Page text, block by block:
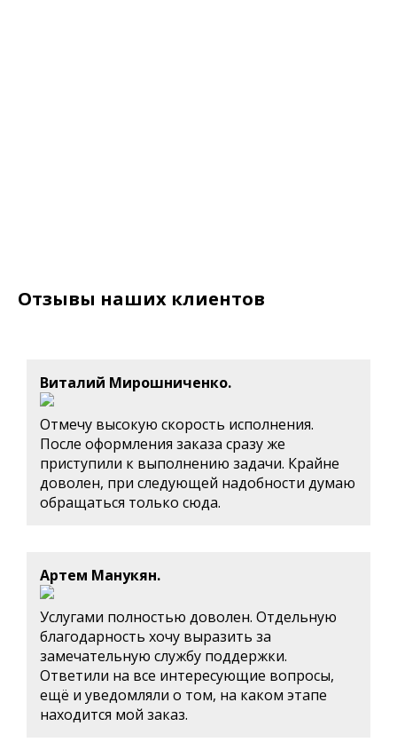
Отзывы наших клиентов
Виталий Мирошниченко.
Отмечу высокую скорость исполнения.
После оформления заказа сразу же
приступили к выполнению задачи. Крайне
доволен, при следующей надобности думаю
обращаться только сюда.
Артем Манукян.
Услугами полностью доволен. Отдельную
благодарность хочу выразить за
замечательную службу поддержки.
Ответили на все интересующие вопросы,
ещё и уведомляли о том, на каком этапе
находится мой заказ.